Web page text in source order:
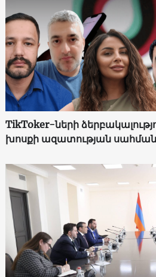
TikToker-ների
խոսքի ազատության